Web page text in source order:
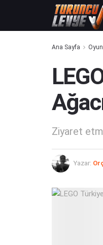
Ana Sayfa
Ziyaret
Yazar: